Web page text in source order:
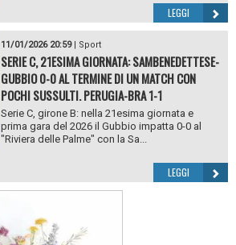
LEGGI
11/01/2026 20:59| Sport
SERIE C, 21ESIMA GIORNATA: SAMBENEDETTESE-
GUBBIO 0-0 AL TERMINE DI UN MATCH CON
POCHI SUSSULTI. PERUGIA-BRA 1-1
Serie C, girone B: nella 21esima giornata e
prima gara del 2026 il Gubbio impatta 0-0 al
"Riviera delle Palme" con la Sa...
LEGGI